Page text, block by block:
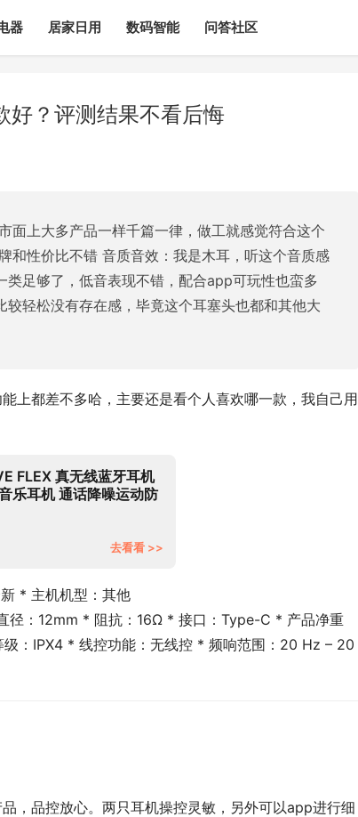
器 居家日用 数码智能 问答社区
？评测结果不看后悔
面上大多产品一样千篇一律，做工就感觉符合这个
和性价比不错 音质音效：我是木耳，听这个音质感
足够了，低音表现不错，配合app可玩性也蛮多
轻松没有存在感，毕竟这个耳塞头也都和其他大
上都差不多哈，主要还是看个人喜欢哪一款，我自己用
FLEX 真无线蓝牙耳机
乐耳机 通话降噪运动防
去看看 >>
* 主机机型：其他
径：12mm * 阻抗：16Ω * 接口：Type-C * 产品净重
：IPX4 * 线控功能：无线控 * 频响范围：20 Hz – 20
，品控放心。两只耳机操控灵敏，另外可以app进行细